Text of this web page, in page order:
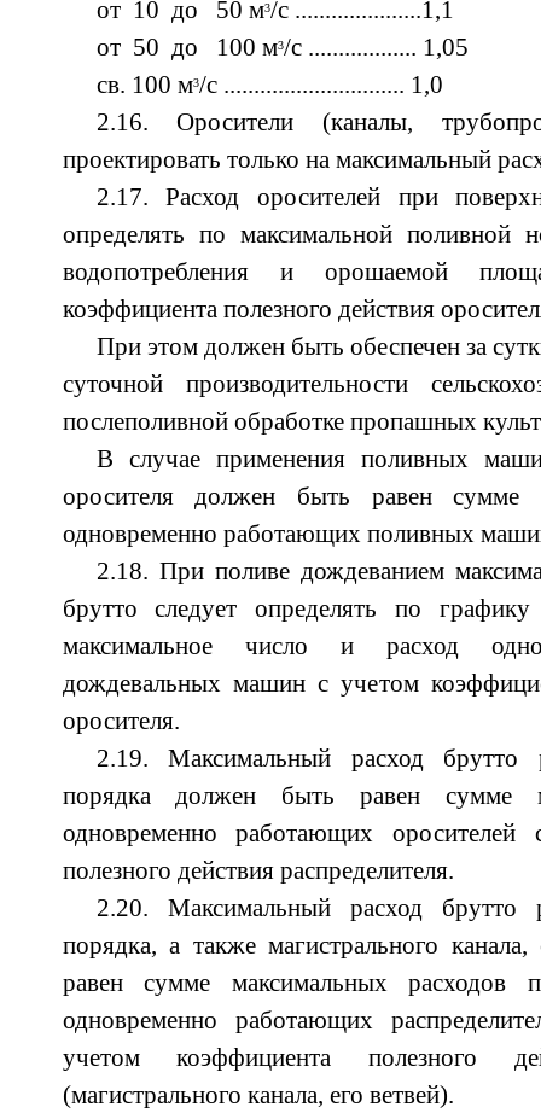
от 10 до 50 м3/с .....................1,1
от 50 до 100 м3/с .................. 1,05
св. 100 м3/с .............................. 1,0
2.16. Оросители (каналы,
проектировать только на максимальный
2.17. Расход оросителей при
определять по максимальной поливной
водопотребления и орошаемой
коэффициента полезного действия
При этом должен быть обеспечен за
суточной производительности
послеполивной обработке пропашных
В случае применения поливных
оросителя должен быть равен сумме
одновременно работающих поливных
2.18. При поливе дождеванием
брутто следует определять по
максимальное число и расход
дождевальных машин с учетом
оросителя.
2.19. Максимальный расход брутто
порядка должен быть равен сумме
одновременно работающих оросителей
полезного действия распределителя.
2.20. Максимальный расход брутто
порядка, а также магистрального
равен сумме максимальных расходов
одновременно работающих
учетом коэффициента полезного
(магистрального канала, его ветвей).